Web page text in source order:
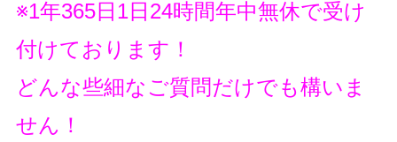
※1年365日1日24時間年中無休で受け
付けております！
どんな些細なご質問だけでも構いま
せん！